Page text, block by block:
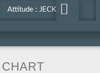
Attitude : JECK - La
Recette (& Carla)
CHART